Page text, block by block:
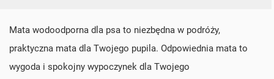
Mata wodoodporna dla psa to niezbędna w podróży,
praktyczna mata dla Twojego pupila. Odpowiednia mata to
wygoda i spokojny wypoczynek dla Twojego